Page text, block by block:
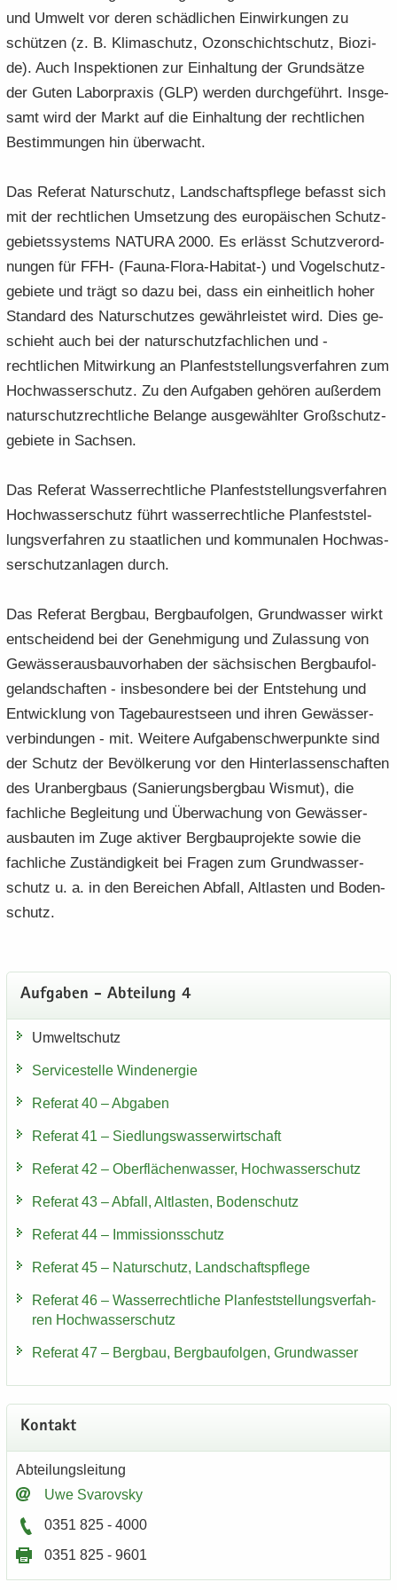
und Um­welt vor deren schäd­li­chen Ein­wir­kun­gen zu
schüt­zen (z. B. Kli­ma­schutz, Ozon­schicht­schutz, Bio­zi­
de). Auch In­spek­tio­nen zur Ein­hal­tung der Grund­sät­ze
der Guten La­bor­pra­xis (GLP) wer­den durch­ge­führt. Ins­ge­
samt wird der Markt auf die Ein­hal­tung der recht­li­chen
Be­stim­mun­gen hin über­wacht.
Das Re­fe­rat Na­tur­schutz, Land­schafts­pfle­ge be­fasst sich
mit der recht­li­chen Um­set­zung des eu­ro­päi­schen Schutz­
ge­biets­sys­tems NA­TU­RA 2000. Es er­lässt Schutz­ver­ord­
nun­gen für FFH- (Fauna-​Flora-Habitat-) und Vo­gel­schutz­
ge­bie­te und trägt so dazu bei, dass ein ein­heit­lich hoher
Stan­dard des Na­tur­schut­zes ge­währ­leis­tet wird. Dies ge­
schieht auch bei der na­tur­schutz­fach­li­chen und -​
rechtlichen Mit­wir­kung an Plan­fest­stel­lungs­ver­fah­ren zum
Hoch­was­ser­schutz. Zu den Auf­ga­ben ge­hö­ren au­ßer­dem
na­tur­schutz­recht­li­che Be­lan­ge aus­ge­wähl­ter Groß­schutz­
ge­bie­te in Sach­sen.
Das Re­fe­rat Was­ser­recht­li­che Plan­fest­stel­lungs­ver­fah­ren
Hoch­was­ser­schutz führt was­ser­recht­li­che Plan­fest­stel­
lungs­ver­fah­ren zu staat­li­chen und kom­mu­na­len Hoch­was­
ser­schutz­an­la­gen durch.
Das Re­fe­rat Berg­bau, Berg­bau­fol­gen, Grund­was­ser wirkt
ent­schei­dend bei der Ge­neh­mi­gung und Zu­las­sung von
Ge­wäs­ser­aus­bau­vor­ha­ben der säch­si­schen Berg­bau­fol­
ge­land­schaf­ten - ins­be­son­de­re bei der Ent­ste­hung und
Ent­wick­lung von Ta­ge­bau­rest­se­en und ihren Ge­wäs­ser­
ver­bin­dun­gen - mit. Wei­te­re Auf­ga­ben­schwer­punk­te sind
der Schutz der Be­völ­ke­rung vor den Hin­ter­las­sen­schaf­ten
des Uran­berg­baus (Sa­nie­rungs­berg­bau Wis­mut), die
fach­li­che Be­glei­tung und Über­wa­chung von Ge­wäs­ser­
aus­bau­ten im Zuge ak­ti­ver Berg­bau­pro­jek­te sowie die
fach­li­che Zu­stän­dig­keit bei Fra­gen zum Grund­was­ser­
schutz u. a. in den Be­rei­chen Ab­fall, Alt­las­ten und Bo­den­
schutz.
Auf­ga­ben - Ab­tei­lung 4
Um­welt­schutz
Ser­vice­stel­le Wind­ener­gie
Re­fe­rat 40 – Ab­ga­ben
Re­fe­rat 41 – Sied­lungs­was­ser­wirt­schaft
Re­fe­rat 42 – Ober­flä­chen­was­ser, Hoch­was­ser­schutz
Re­fe­rat 43 – Ab­fall, Alt­las­ten, Bo­den­schutz
Re­fe­rat 44 – Im­mis­si­ons­schutz
Re­fe­rat 45 – Na­tur­schutz, Land­schafts­pfle­ge
Re­fe­rat 46 – Was­ser­recht­li­che Plan­fest­stel­lungs­ver­fah­
ren Hoch­was­ser­schutz
Re­fe­rat 47 – Berg­bau, Berg­bau­fol­gen, Grund­was­ser
Kon­takt
Ab­tei­lungs­lei­tung
Uwe Sva­rovs­ky
0351 825 - 4000
0351 825 - 9601